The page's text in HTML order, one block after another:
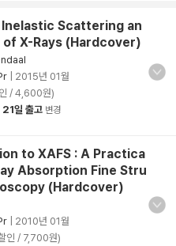
Inelastic Scattering an
X-Rays (Hardcover)
2015년 01월
/ 4,600원)
일 출고 변경
to XAFS : A Practica
Absorption Fine Stru
(Hardcover)
2010년 01월
인 / 7,700원)